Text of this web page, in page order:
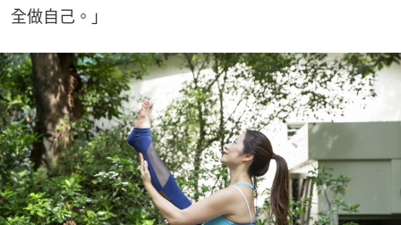
全做自己。」